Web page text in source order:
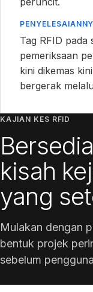
Tag RFID pada
pemeriksaan
kini dikemas
bergerak
KAJIAN KES RFID
kisah
yang
Mulakan dengan
bentuk projek
sebelum